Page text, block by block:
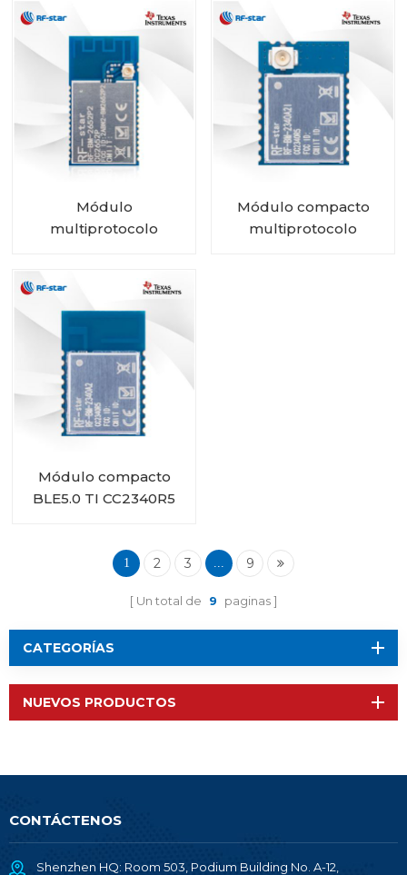
Módulo
multiprotocolo
Módulo compacto
multiprotocolo
Módulo compacto
BLE5.0 TI CC2340R5
1 2 3 ... 9
Un total de 9 paginas
CATEGORÍAS
NUEVOS PRODUCTOS
CONTÁCTENOS
Shenzhen HQ: Room 503, Podium Building No. A-12,